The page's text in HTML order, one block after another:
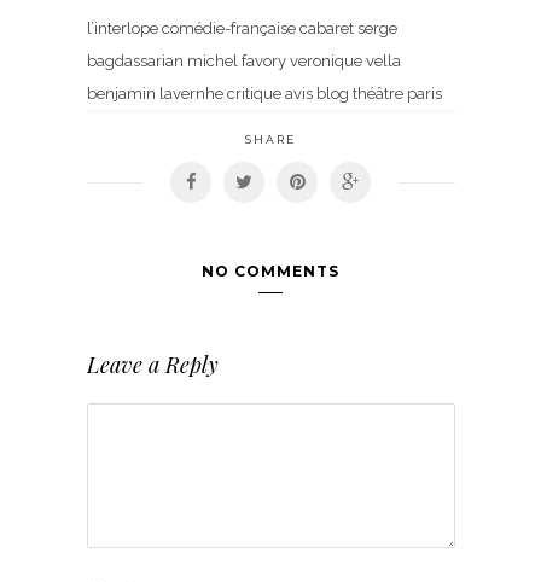
l’interlope comédie-française cabaret serge
bagdassarian michel favory veronique vella
benjamin lavernhe critique avis blog théâtre paris
SHARE
NO COMMENTS
Leave a Reply